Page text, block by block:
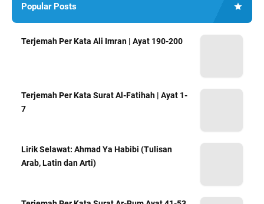
Popular Posts
Terjemah Per Kata Ali Imran | Ayat 190-200
Terjemah Per Kata Surat Al-Fatihah | Ayat 1-
7
Lirik Selawat: Ahmad Ya Habibi (Tulisan
Arab, Latin dan Arti)